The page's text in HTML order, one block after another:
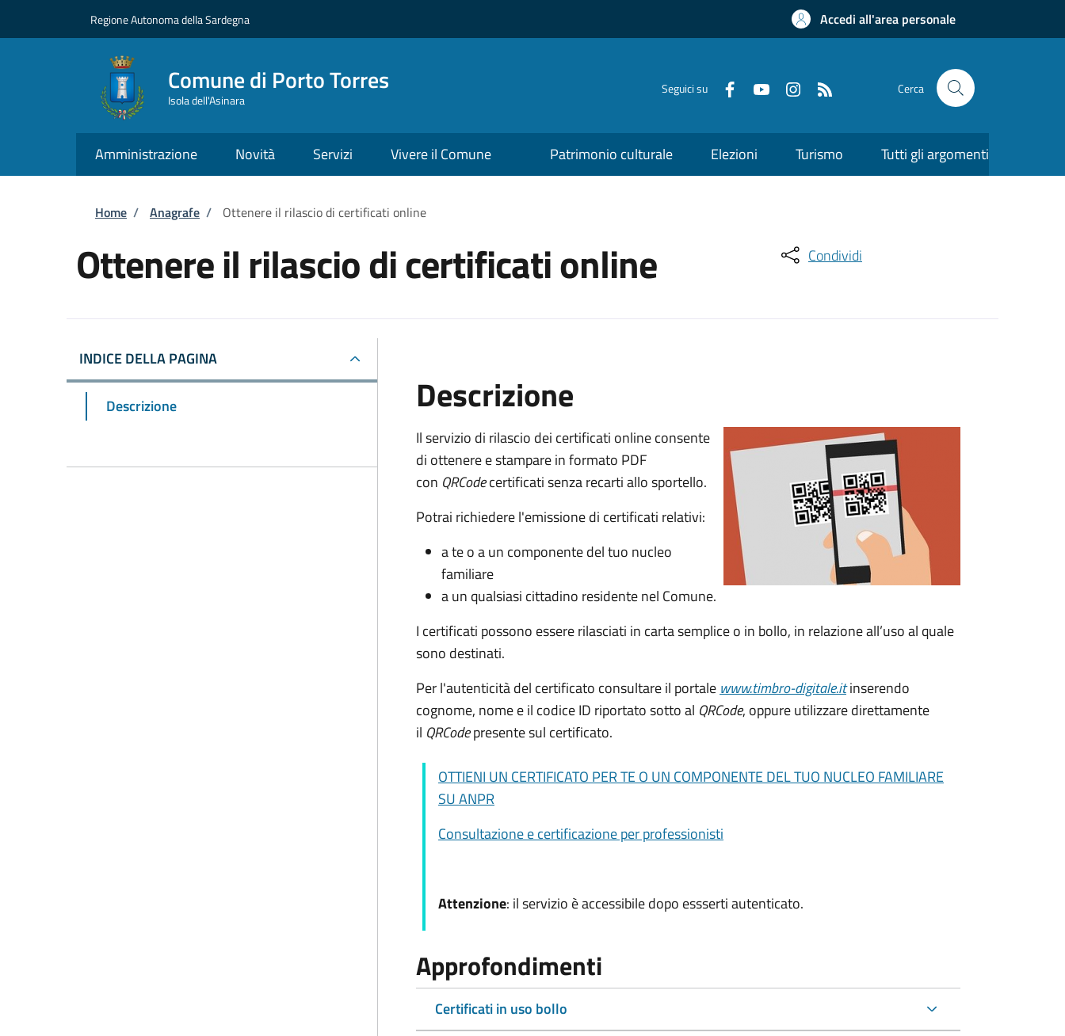
Regione Autonoma della Sardegna Accedi all'area personale
Comune di Porto Torres
Isola dell'Asinara
Seguici su Cerca
Amministrazione Novità Servizi Vivere il Comune Patrimonio culturale Elezioni Turismo Tutti gli argomenti
Briciole di pane
Home / Anagrafe / Ottenere il rilascio di certificati online
Ottenere il rilascio di certificati online Condividi
INDICE DELLA PAGINA
Descrizione Descrizione
Il servizio di rilascio dei certificati online consente
di ottenere e stampare in formato PDF
con QRCodecertificati senza recarti allo sportello.
Potrai richiedere l'emissione di certificati relativi:
a te o a un componente del tuo nucleo
familiare
a un qualsiasi cittadino residente nel Comune.
I certificati possono essere rilasciati in carta semplice o in bollo, in relazione all’uso al quale
sono destinati.
Per l'autenticità del certificato consultare il portale www.timbro-digitale.itinserendo
cognome, nome e il codice ID riportato sotto al QRCode, oppure utilizzare direttamente
il QRCodepresente sul certificato.
OTTIENI UN CERTIFICATO PER TE O UN COMPONENTE DEL TUO NUCLEO FAMILIARE
SU ANPR
Consultazione e certificazione per professionisti
Attenzione: il servizio è accessibile dopo essserti autenticato.
Approfondimenti
Certificati in uso bollo